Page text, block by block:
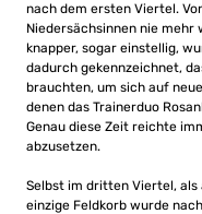
nach dem ersten Viertel.
Niedersächsinnen nie
knapper, sogar einstellig,
dadurch gekennzeichnet,
brauchten, um sich auf
denen das Trainerduo
Genau diese Zeit reichte
abzusetzen.
Selbst im dritten Viertel, als
einzige Feldkorb wurde